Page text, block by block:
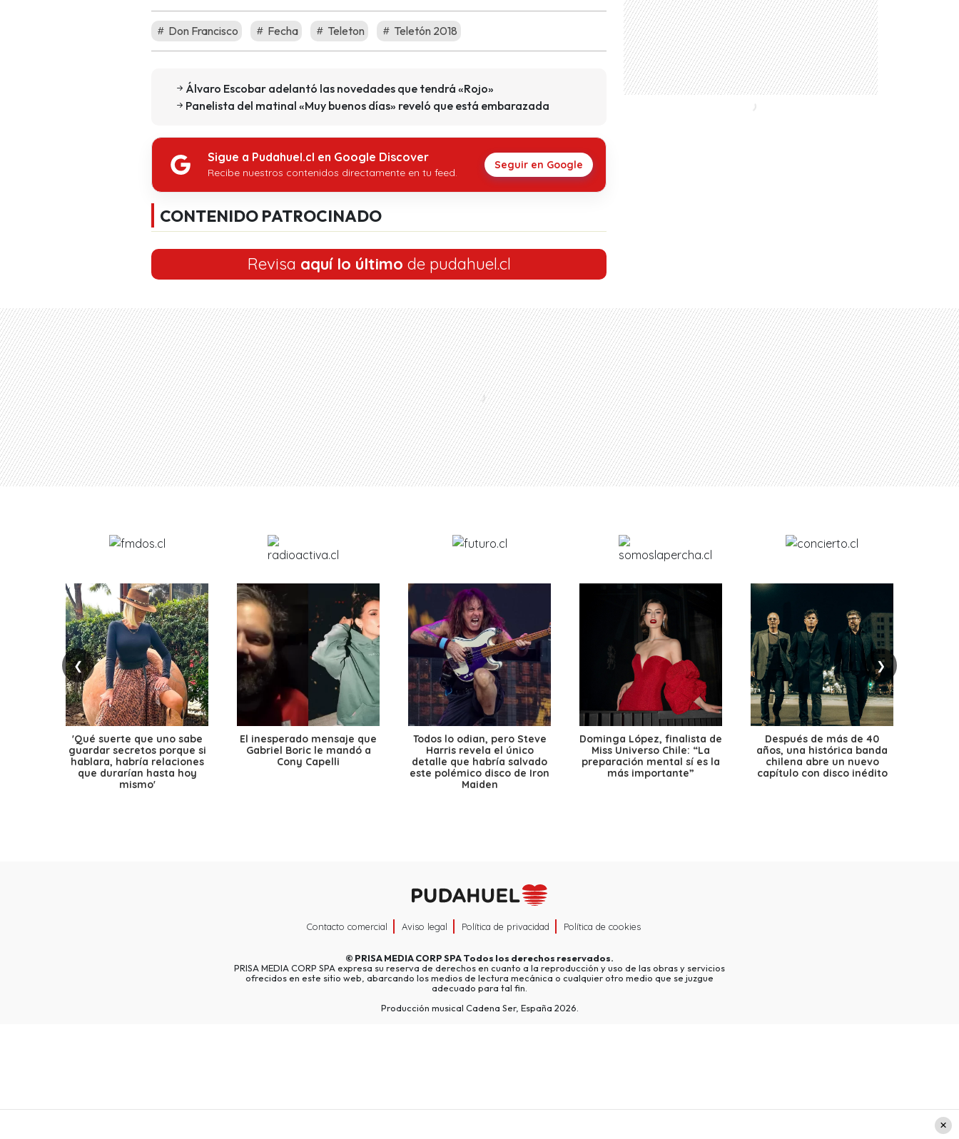
Don Francisco Fecha Teleton Teletón 2018
Álvaro Escobar adelantó las novedades que tendrá «Rojo»
Panelista del matinal «Muy buenos días» reveló que está embarazada
Sigue a Pudahuel.cl en Google Discover
Recibe nuestros contenidos directamente en tu feed.
Seguir en Google
CONTENIDO PATROCINADO
Revisa aquí lo último de pudahuel.cl
❮ ❯
'Qué suerte que uno sabe
guardar secretos porque si
hablara, habría relaciones
que durarían hasta hoy
mismo'
El inesperado mensaje que
Gabriel Boric le mandó a
Cony Capelli
Todos lo odian, pero Steve
Harris revela el único
detalle que habría salvado
este polémico disco de Iron
Maiden
Dominga López, finalista de
Miss Universo Chile: “La
preparación mental sí es la
más importante”
Después de más de 40
años, una histórica banda
chilena abre un nuevo
capítulo con disco inédito
Contacto comercial Aviso legal Política de privacidad Política de cookies
© PRISA MEDIA CORP SPATodos los derechos reservados.
PRISA MEDIA CORP SPA expresa su reserva de derechos en cuanto a la reproducción y uso de las obras y servicios
ofrecidos en este sitio web, abarcando los medios de lectura mecánica o cualquier otro medio que se juzgue
adecuado para tal fin.
Producción musical Cadena Ser, España 2026.